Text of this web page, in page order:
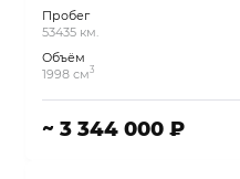
Пробег
53435 км.
Объём
1998 см3
~ 3 344 000 ₽